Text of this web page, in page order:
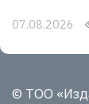
07.08.2026
© ТОО